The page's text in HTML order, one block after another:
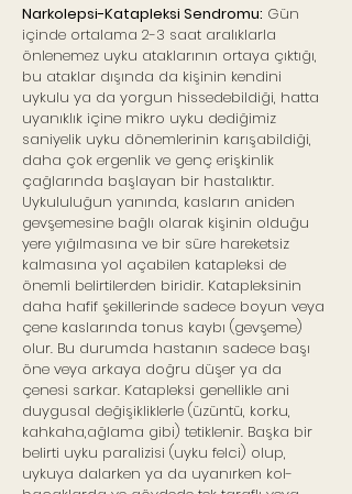
Narkolepsi-Katapleksi Sendromu: Gün
içinde ortalama 2-3 saat aralıklarla
önlenemez uyku ataklarının ortaya çıktığı,
bu ataklar dışında da kişinin kendini
uykulu ya da yorgun hissedebildiği, hatta
uyanıklık içine mikro uyku dediğimiz
saniyelik uyku dönemlerinin karışabildiği,
daha çok ergenlik ve genç erişkinlik
çağlarında başlayan bir hastalıktır.
Uykululuğun yanında, kasların aniden
gevşemesine bağlı olarak kişinin olduğu
yere yığılmasına ve bir süre hareketsiz
kalmasına yol açabilen katapleksi de
önemli belirtilerden biridir. Katapleksinin
daha hafif şekillerinde sadece boyun veya
çene kaslarında tonus kaybı (gevşeme)
olur. Bu durumda hastanın sadece başı
öne veya arkaya doğru düşer ya da
çenesi sarkar. Katapleksi genellikle ani
duygusal değişikliklerle (üzüntü, korku,
kahkaha,ağlama gibi) tetiklenir. Başka bir
belirti uyku paralizisi (uyku felci) olup,
uykuya dalarken ya da uyanırken kol-